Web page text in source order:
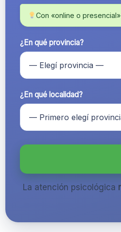
Con «online o
¿En qué provincia?
¿En qué localidad?
La atención psicológica